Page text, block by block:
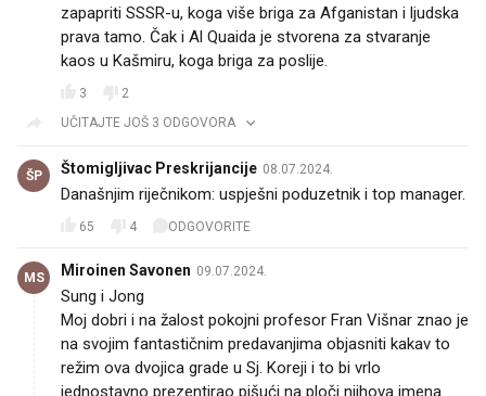
zapapriti SSSR-u, koga više briga za Afganistan i ljudska
prava tamo. Čak i Al Quaida je stvorena za stvaranje
kaos u Kašmiru, koga briga za poslije.
3
2
UČITAJTE JOŠ 3 ODGOVORA
ŠP Štomigljivac Preskrijancije 08.07.2024.
Današnjim riječnikom: uspješni poduzetnik i top manager.
65 4 ODGOVORITE
MS Miroinen Savonen 09.07.2024.
Sung i Jong😁
Moj dobri i na žalost pokojni profesor Fran Višnar znao je
na svojim fantastičnim predavanjima objasniti kakav to
režim ova dvojica grade u Sj. Koreji i to bi vrlo
jednostavno prezentirao pišući na ploči njihova imena